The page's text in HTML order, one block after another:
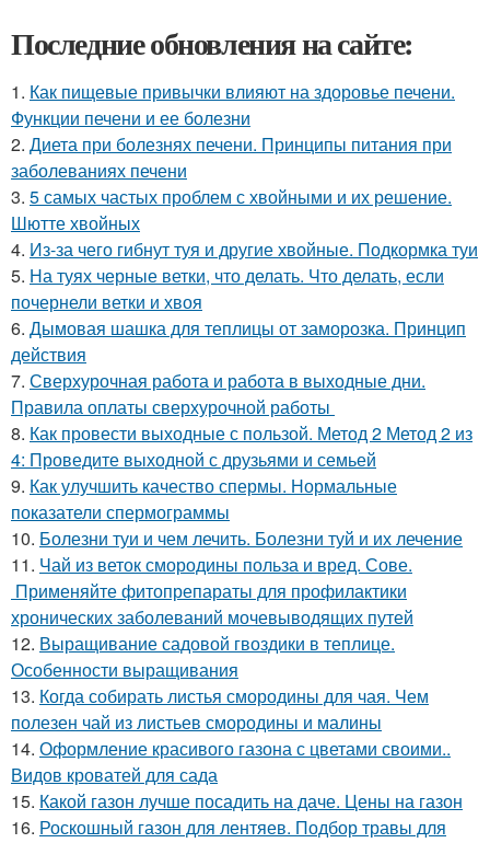
Последние обновления на сайте:
1. Как пищевые привычки влияют на здоровье печени.
Функции печени и ее болезни
2. Диета при болезнях печени. Принципы питания при
заболеваниях печени
3. 5 самых частых проблем с хвойными и их решение.
Шютте хвойных
4. Из-за чего гибнут туя и другие хвойные. Подкормка туи
5. На туях черные ветки, что делать. Что делать, если
почернели ветки и хвоя
6. Дымовая шашка для теплицы от заморозка. Принцип
действия
7. Сверхурочная работа и работа в выходные дни.
Правила оплаты сверхурочной работы
8. Как провести выходные с пользой. Метод 2 Метод 2 из
4: Проведите выходной с друзьями и семьей
9. Как улучшить качество спермы. Нормальные
показатели спермограммы
10. Болезни туи и чем лечить. Болезни туй и их лечение
11. Чай из веток смородины польза и вред. Сове.
Применяйте фитопрепараты для профилактики
хронических заболеваний мочевыводящих путей
12. Выращивание садовой гвоздики в теплице.
Особенности выращивания
13. Когда собирать листья смородины для чая. Чем
полезен чай из листьев смородины и малины
14. Оформление красивого газона с цветами своими..
Видов кроватей для сада
15. Какой газон лучше посадить на даче. Цены на газон
16. Роскошный газон для лентяев. Подбор травы для